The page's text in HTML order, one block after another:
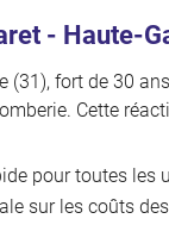
- Haute-
fort de 30
Cette
pour toutes les
sur les coûts